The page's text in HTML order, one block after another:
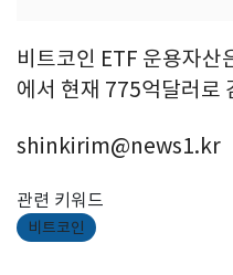
비트코인 ETF 운용자산
에서 현재 775억달러로
shinkirim@news1.kr
관련 키워드
비트코인